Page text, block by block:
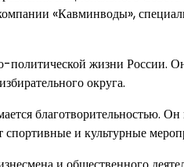
«Кавминводы»,
жизни России.
округа.
благотворительностью.
и культурные